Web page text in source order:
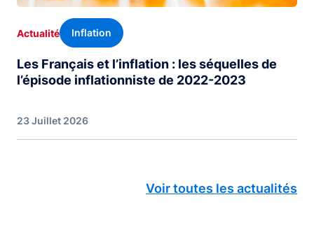
Actualité Inflation
Les Français et l’inflation : les séquelles de
l’épisode inflationniste de 2022-2023
23 Juillet 2026
Voir toutes les actualités